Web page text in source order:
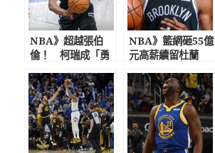
NBA》超越張伯
倫！ 柯瑞成「勇
哩曝K湯「奇葩」
祝賀
NBA》籃網砸55億
元高薪續留杜蘭
將在這創造偉業